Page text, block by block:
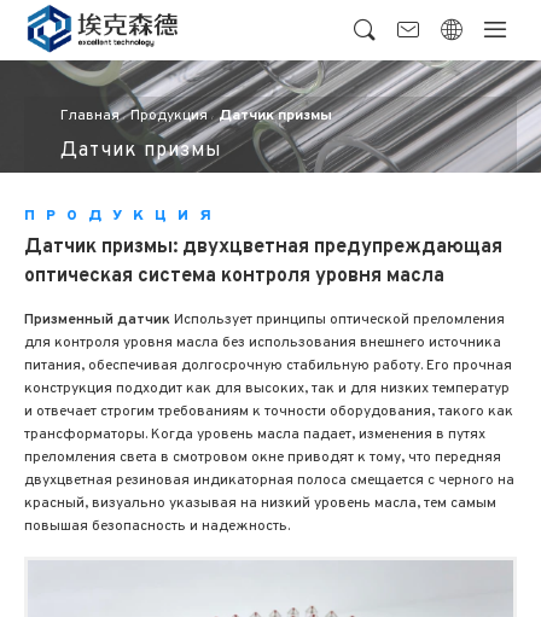
Главная Продукция Датчик призмы
Датчик призмы
ПРОДУКЦИЯ
Датчик призмы: двухцветная предупреждающая
оптическая система контроля уровня масла
Призменный датчикИспользует принципы оптической преломления
для контроля уровня масла без использования внешнего источника
питания, обеспечивая долгосрочную стабильную работу. Его прочная
конструкция подходит как для высоких, так и для низких температур
и отвечает строгим требованиям к точности оборудования, такого как
трансформаторы. Когда уровень масла падает, изменения в путях
преломления света в смотровом окне приводят к тому, что передняя
двухцветная резиновая индикаторная полоса смещается с черного на
красный, визуально указывая на низкий уровень масла, тем самым
повышая безопасность и надежность.